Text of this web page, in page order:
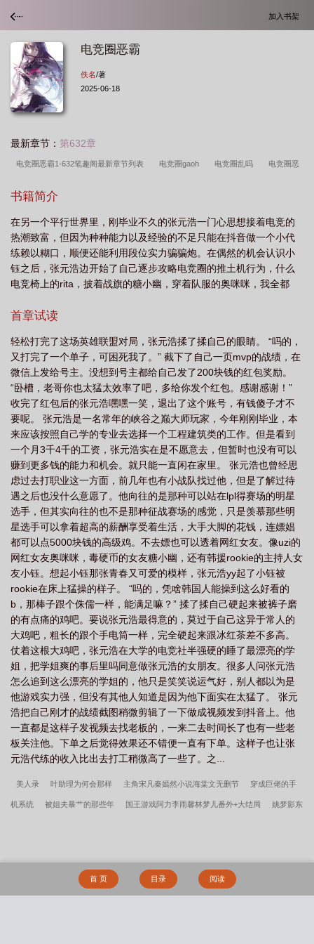
加入书架
电竞圈恶霸
佚名/著
2025-06-18
最新章节： 第632章
电竞圈恶霸1-632笔趣阁最新章节列表 电竞圈gaoh 电竞圈乱吗 电竞圈恶
TXT 电竞圈恶霸1~632目录
632章 电竞圈的黑暗 电竞圈13部 电竞圈恶霸全文txt 电竞圈恶霸完整
版 电竞圈恶霸510章TXT 电竞圈恶霸结局 电竞圈恶霸笔趣阁 电竞圈恶
霸632完本 电竞圈恶霸第二版主 从混学到魅魔冠军 调料全联盟笔趣
阁 电竞圈恶霸在线笔趣阁 电竞圈恶霸张元浩TXT 电竞圈内 电竞圈恶霸
乎 从混学到魅魔冠军!更新稳定 电竞圈恶霸全文阅读 电竞圈恶霸 我就是恶
霸 电竞圈恶霸阿福 电竞圈恶霸张元浩免费阅读 电竞圈恶霸免费阅读
混学到魅魔冠军! 电竞圈恶霸txt 电竞圈恶霸1-632完本搜索 电竞圈恶霸张元
浩笔趣阁 电竞圈恶霸肆虐之从王者开始 电竞圈恶霸1-632笔趣阁 电竞圈恶
霸600章 电竞圈flame 电竞圈恶霸 张元浩 电竞圈恶霸余霜 的电竞
圈 电竞圈恶霸从混学到魅魔冠军笔趣阁 征服全明星 电竞圈恶霸我是恶
霸 电竞圈恶霸张元浩 电竞圈恶霸续写 电竞圈恶霸1-632免费阅读 电竞
圈恶霸1-632笔趣阁最新章节列表百 电竞圈恶霸张元浩免费 电竞圈恶霸类
似 电竞圈恶霸从混学 电竞圈恶霸同类型 电竞圈好乱 电竞圈恶霸调整全
联盟 电竞圈恶霸1-632txt 电竞圈恶霸我就是恶霸在线 电竞圈恶霸txt1-
我就是恶霸 电竞圈恶霸全文 电竞圈恶霸腐团 电竞圈恶霸1-632
书籍简介
在另一个平行世界里，刚毕业不久的张元浩一门心思想接着电竞的
热潮致富，但因为种种能力以及经验的不足只能在抖音做一个小代
练赖以糊口，顺便还能利用段位实力骗骗炮。在偶然的机会认识小
钰之后，张元浩边开始了自己逐步攻略电竞圈的推土机行为，什么
电竞椅上的rita，披着战旗的糖小幽，穿着队服的奥咪咪，我全都
首章试读
轻松打完了这场英雄联盟对局，张元浩揉了揉自己的眼睛。 “吗的，
又打完了一个单子，可困死我了。” 截下了自己一页mvp的战绩，在
微信上发给号主。没想到号主都给自己发了200块钱的红包奖励。
“卧槽，老哥你也太猛太效率了吧，多给你发个红包。感谢感谢！”
收完了红包后的张元浩嘿嘿一笑，退出了这个账号，有钱傻子才不
要呢。 张元浩是一名常年的峡谷之巅大师玩家，今年刚刚毕业，本
来应该按照自己学的专业去选择一个工程建筑类的工作。但是看到
一个月3千4千的工资，张元浩实在是不愿意去，但暂时也没有可以
赚到更多钱的能力和机会。就只能一直闲在家里。 张元浩也曾经思
虑过去打职业这一方面，前几年也有小战队找过他，但是了解过待
遇之后也没什么意愿了。他向往的是那种可以站在lpl得赛场的明星
选手，但其实向往的也不是那种征战赛场的感觉，只是羡慕那些明
星选手可以拿着超高的薪酬享受着生活，大手大脚的花钱，连嫖娼
都可以点5000块钱的高级鸡。不去嫖也可以透着网红女友。像uzi的
网红女友奥咪咪，毒硬币的女友糖小幽，还有韩援rookie的主持人女
友小钰。想起小钰那张青春又可爱的模样，张元浩yy起了小钰被
rookie在床上猛操的样子。 “吗的，凭啥韩国人能操到这么好看的
b，那棒子跟个侏儒一样，能满足嘛？” 揉了揉自己硬起来被裤子磨
的有点痛的鸡吧。要说张元浩最得意的，莫过于自己这异于常人的
大鸡吧，粗长的跟个手电筒一样，完全硬起来跟冰红茶差不多高。
仗着这根大鸡吧，张元浩在大学的电竞社半强硬的睡了最漂亮的学
姐，把学姐爽的事后里吗同意做张元浩的女朋友。很多人问张元浩
怎么追到这么漂亮的学姐的，他只是笑笑说运气好，别人都以为是
他游戏实力强，但没有其他人知道是因为他下面实在太猛了。 张元
浩把自己刚才的战绩截图稍微剪辑了一下做成视频发到抖音上。他
一直都是这样子发视频去找老板的，一来二去时间长了也有一些老
板关注他。下单之后觉得效果还不错便一直有下单。这样子也让张
元浩代练的收入比出去打工稍微高了一些了。之...
美人录 叶助理为何会那样 主角宋凡秦嫣然小说海棠文无删节 穿成巨佬的手
机系统 被姐夫暴艹的那些年 国王游戏阿力李雨馨林梦儿番外+大结局 姚梦影东
神级幻想系统宋凡秦嫣然番外+大结局 宋凡秦嫣然翠微居全集免费阅读
首 页 目录 阅读